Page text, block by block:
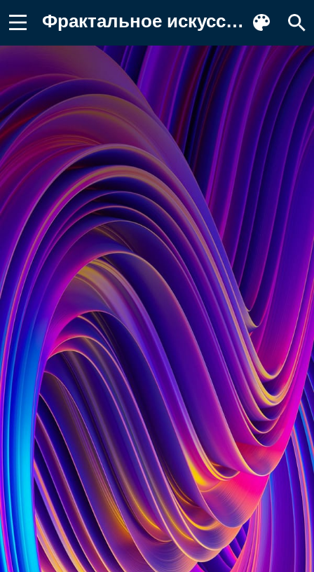
Фрактальное искусство, абстрактное Картинка для телефона